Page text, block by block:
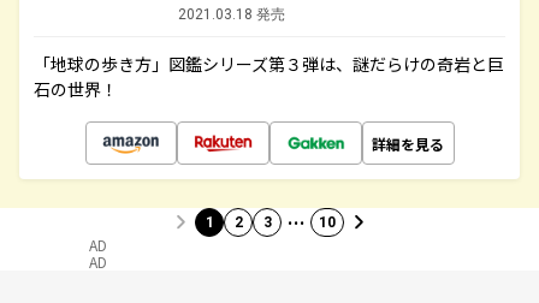
2021.03.18 発売
「地球の歩き方」図鑑シリーズ第３弾は、謎だらけの奇岩と巨
石の世界！
詳細を見る
1 2 3 … 10
AD
AD